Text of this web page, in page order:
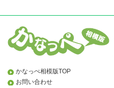
かなっぺ相模版TOP
お問い合わせ